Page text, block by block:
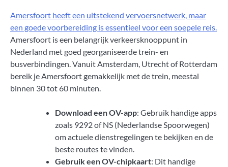
Amersfoort heeft een uitstekend vervoersnetwerk, maar
een goede voorbereiding is essentieel voor een soepele reis.
Amersfoort is een belangrijk verkeersknooppunt in
Nederland met goed georganiseerde trein- en
busverbindingen. Vanuit Amsterdam, Utrecht of Rotterdam
bereik je Amersfoort gemakkelijk met de trein, meestal
binnen 30 tot 60 minuten.
Download een OV-app: Gebruik handige apps
zoals 9292 of NS (Nederlandse Spoorwegen)
om actuele dienstregelingen te bekijken en de
beste routes te vinden.
Gebruik een OV-chipkaart: Dit handige